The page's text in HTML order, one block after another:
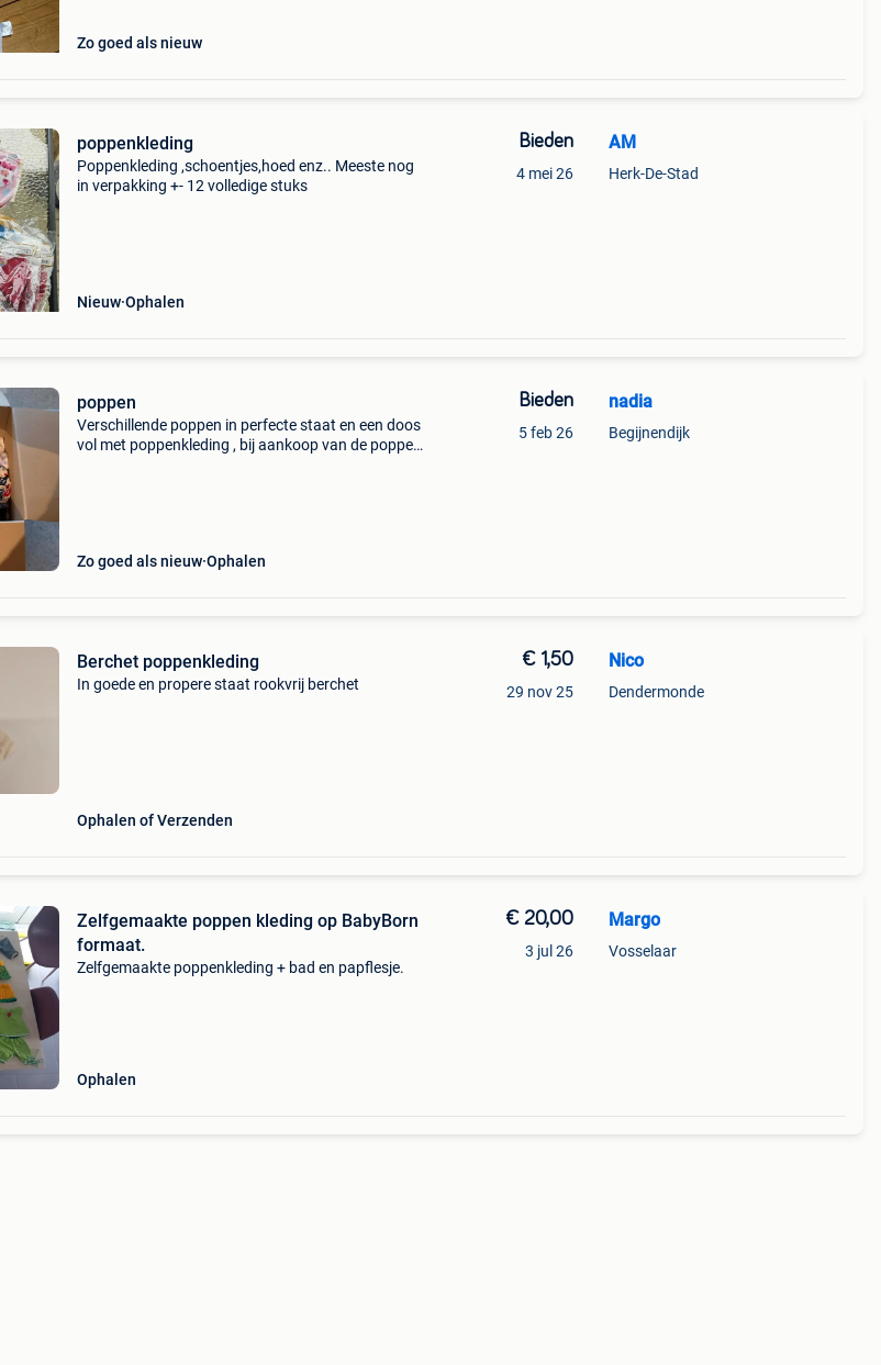
Zo goed als nieuw
poppenkleding
Poppenkleding ,schoentjes,hoed enz.. Meeste nog
in verpakking +- 12 volledige stuks
Nieuw Ophalen
Bieden
4 mei 26
AM
Herk-De-Stad
poppen
Verschillende poppen in perfecte staat en een doos
vol met poppenkleding , bij aankoop van de poppen
Zo goed als nieuw Ophalen
Bieden
5 feb 26
nadia
Begijnendijk
Berchet poppenkleding
In goede en propere staat rookvrij berchet
Ophalen of Verzenden
€ 1,50
29 nov 25
Nico
Dendermonde
Zelfgemaakte poppen kleding op BabyBorn
formaat.
Zelfgemaakte poppenkleding + bad en papflesje.
Ophalen
€ 20,00
3 jul 26
Margo
Vosselaar